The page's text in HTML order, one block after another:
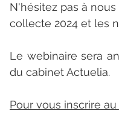
N'hésitez pas à nous
collecte 2024 et les
Le webinaire sera
du cabinet Actuelia.
Pour vous inscrire